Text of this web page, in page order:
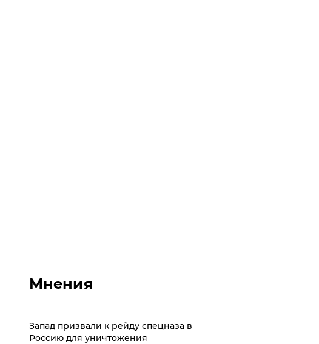
Мнения
Запад призвали к рейду спецназа в
Россию для уничтожения